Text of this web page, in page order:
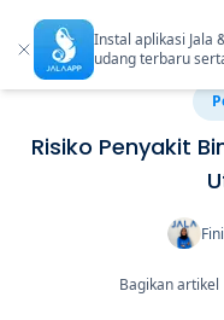
Instal aplikasi Jala
udang terbaru
Risiko Penyakit
Bagikan artikel